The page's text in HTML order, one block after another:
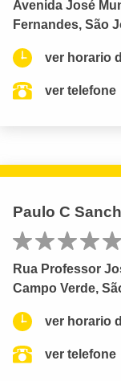
Avenida José
Fernandes, São
ver horario
ver telefone
Paulo C
Rua Professor
Campo Verde,
ver horario
ver telefone